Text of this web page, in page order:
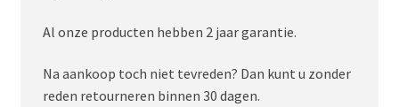
Al onze producten hebben 2 jaar garantie.
Na aankoop toch niet tevreden? Dan kunt u zonder
reden retourneren binnen 30 dagen.